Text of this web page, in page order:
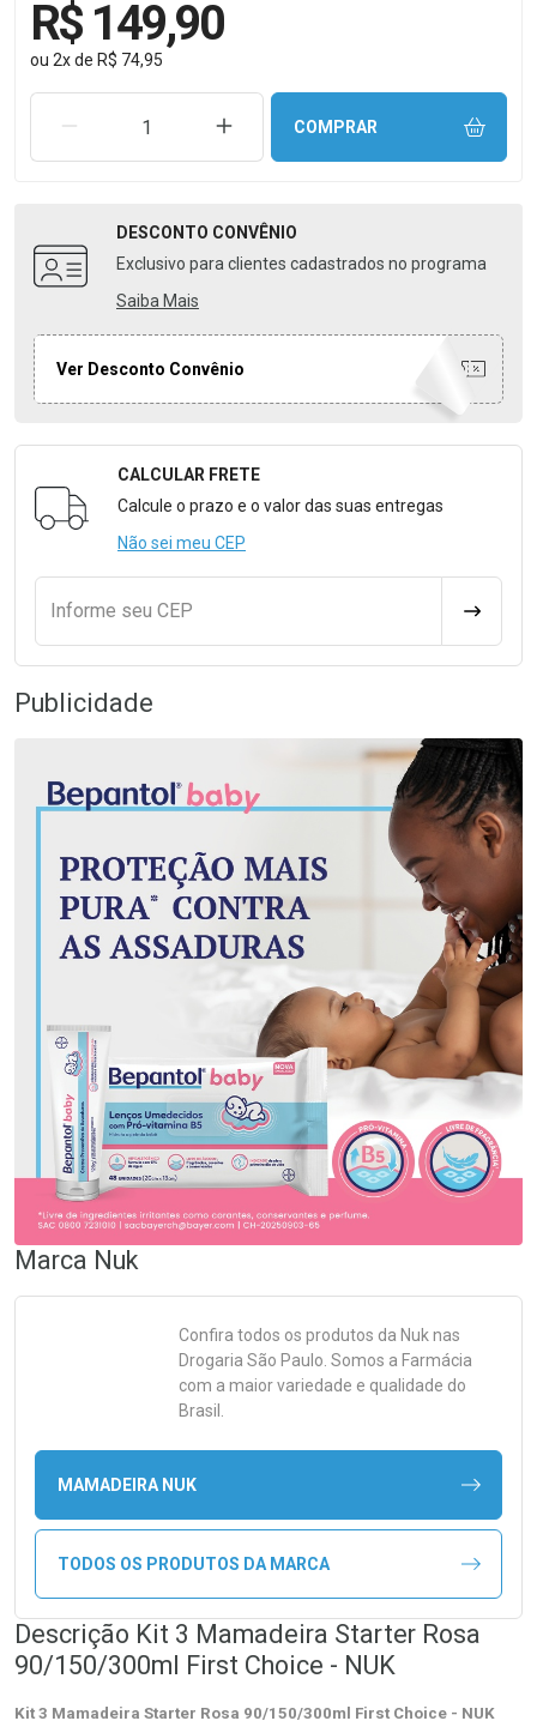
R$ 149,90
ou 2xde R$ 74,95
REMOVER UMA UNIDADEAUMENTAR UMA UNIDADE
COMPRAR
DESCONTO CONVÊNIO
Exclusivo para clientes cadastrados no programa
Saiba Mais
Ver Desconto Convênio
Formulário para Calcular o Frete
CALCULAR FRETE
Calcule o prazo e o valor das suas entregas
Não sei meu CEP
Informe seu CEP
Publicidade
Marca Nuk
Confira todos os produtos da Nuknas
Drogaria São Paulo. Somos a Farmácia
com a maior variedade e qualidade do
Brasil.
MAMADEIRA NUK
TODOS OS PRODUTOS DA MARCA
Descrição Kit 3 Mamadeira Starter Rosa
90/150/300ml First Choice - NUK
Kit 3 Mamadeira Starter Rosa 90/150/300ml First Choice - NUK